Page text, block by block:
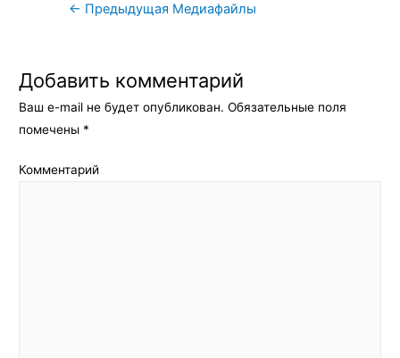
Навигация
← Предыдущая Медиафайлы
Добавить комментарий
Ваш e-mail не будет опубликован. Обязательные поля
помечены *
Комментарий